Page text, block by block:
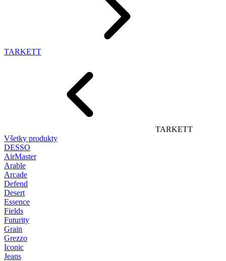
TARKETT
TARKETT
Všetky produkty
DESSO
AirMaster
Arable
Arcade
Defend
Desert
Essence
Fields
Futurity
Grain
Grezzo
Iconic
Jeans